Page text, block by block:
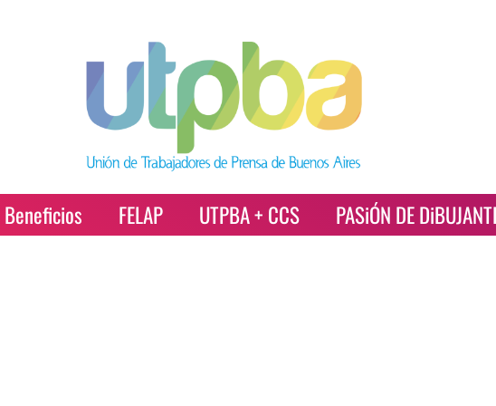
Beneficios FELAP UTPBA + CCS PASiÓN DE